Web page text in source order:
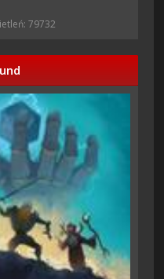
79732